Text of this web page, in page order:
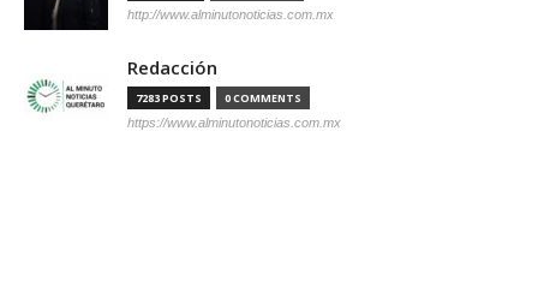
http://www.alminutonoticias.com.mx
Redacción
7283 POSTS 0 COMMENTS
https://www.alminutonoticias.com.mx